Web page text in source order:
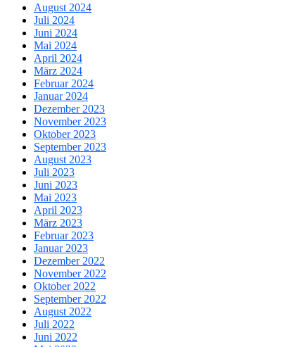
August 2024
Juli 2024
Juni 2024
Mai 2024
April 2024
März 2024
Februar 2024
Januar 2024
Dezember 2023
November 2023
Oktober 2023
September 2023
August 2023
Juli 2023
Juni 2023
Mai 2023
April 2023
März 2023
Februar 2023
Januar 2023
Dezember 2022
November 2022
Oktober 2022
September 2022
August 2022
Juli 2022
Juni 2022